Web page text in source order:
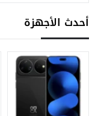
أحدث الأجهزة